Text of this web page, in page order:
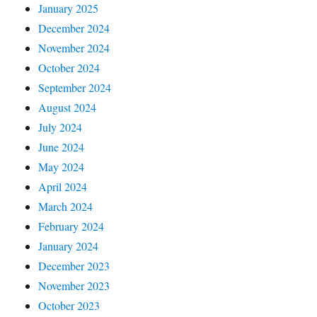
January 2025
December 2024
November 2024
October 2024
September 2024
August 2024
July 2024
June 2024
May 2024
April 2024
March 2024
February 2024
January 2024
December 2023
November 2023
October 2023